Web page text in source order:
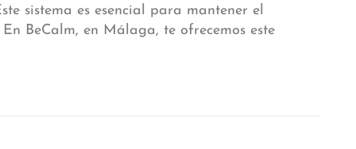
sistema es esencial para mantener el
BeCalm, en Málaga, te ofrecemos este